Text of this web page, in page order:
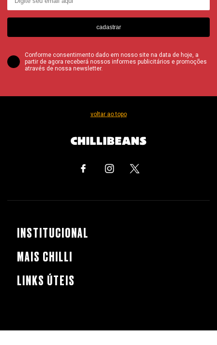
cadastrar
Conforme consentimento dado em nosso site na data de hoje, a
partir de agora receberá nossos informes publicitários e promoções
através de nossa newsletter.
voltar ao topo
INSTITUCIONAL
MAIS CHILLI
LINKS ÚTEIS